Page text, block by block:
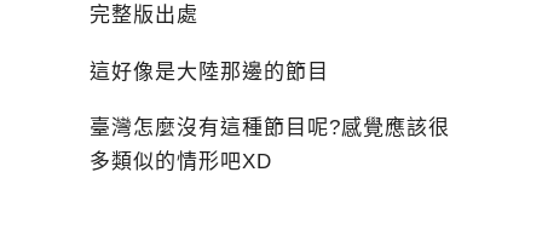
完整版出處
這好像是大陸那邊的節目
臺灣怎麼沒有這種節目呢?感覺應該很
多類似的情形吧XD